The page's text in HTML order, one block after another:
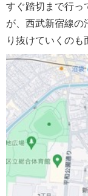
すぐ踏切まで行っ
が、西武新宿線の
り抜けていくのも